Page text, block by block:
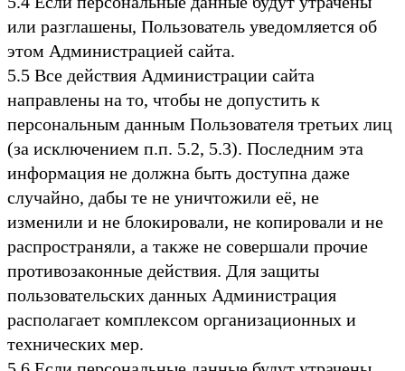
или разглашены, Пользователь уведомляется об
этом Администрацией сайта.
5.5 Все действия Администрации сайта
направлены на то, чтобы не допустить к
персональным данным Пользователя третьих лиц
(за исключением п.п. 5.2, 5.3). Последним эта
информация не должна быть доступна даже
случайно, дабы те не уничтожили её, не
изменили и не блокировали, не копировали и не
распространяли, а также не совершали прочие
противозаконные действия. Для защиты
пользовательских данных Администрация
располагает комплексом организационных и
технических мер.